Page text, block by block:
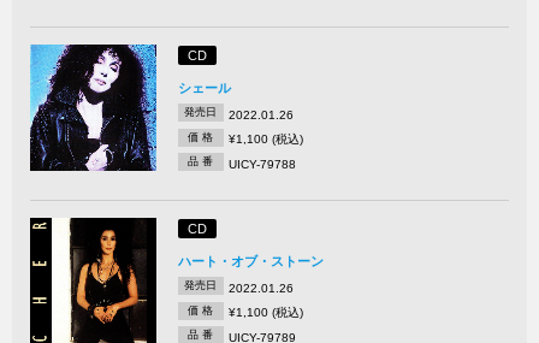
CD
シェール
発売日 2022.01.26
価 格 ¥1,100 (税込)
品 番 UICY-79788
CD
ハート・オブ・ストーン
発売日 2022.01.26
価 格 ¥1,100 (税込)
品 番 UICY-79789